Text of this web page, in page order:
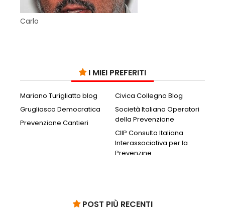
Carlo
I MIEI PREFERITI
Mariano Turigliatto blog
Civica Collegno Blog
Grugliasco Democratica
Società Italiana Operatori
della Prevenzione
Prevenzione Cantieri
CIIP Consulta Italiana
Interassociativa per la
Prevenzine
POST PIÙ RECENTI